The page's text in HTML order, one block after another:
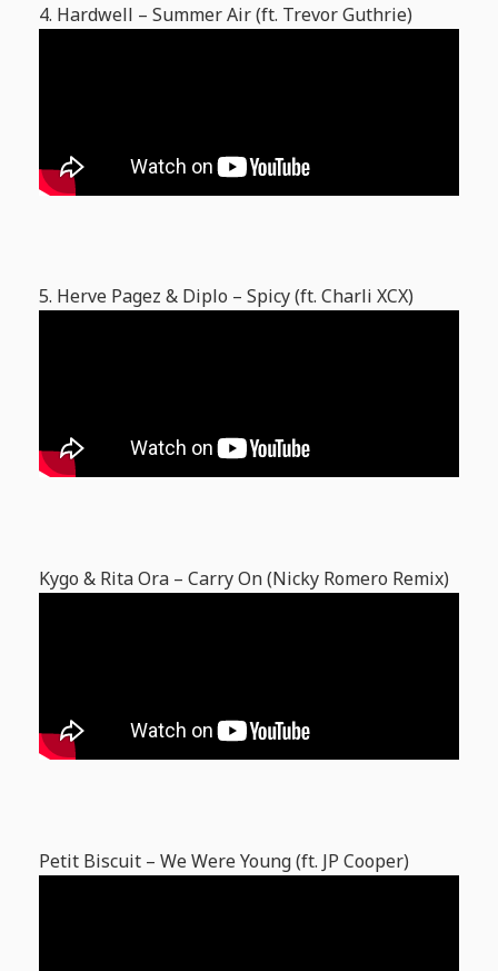
4. Hardwell – Summer Air (ft. Trevor Guthrie)
5. Herve Pagez & Diplo – Spicy (ft. Charli XCX)
Kygo & Rita Ora – Carry On (Nicky Romero Remix)
Petit Biscuit – We Were Young (ft. JP Cooper)